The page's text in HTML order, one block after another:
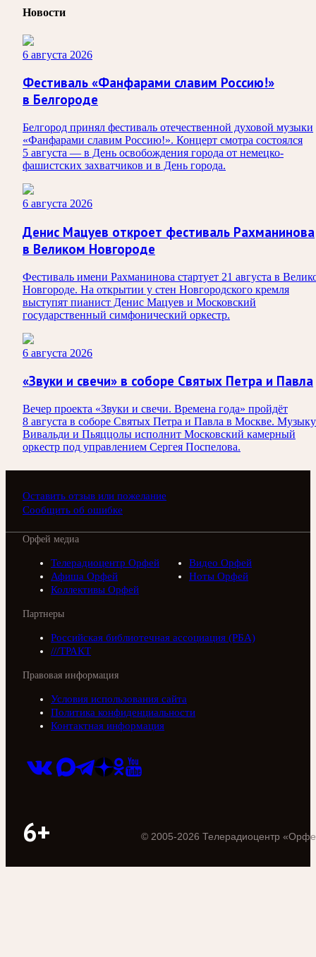
Новости
6 августа 2026
Фестиваль «Фанфарами славим Россию!»
в Белгороде
Белгород принял фестиваль отечественной духовой музыки
«Фанфарами славим Россию!». Концерт смотра состоялся
5 августа — в День освобождения города от немецко-
фашистских захватчиков и в День города.
6 августа 2026
Денис Мацуев откроет фестиваль Рахманинова
в Великом Новгороде
Фестиваль имени Рахманинова стартует 21 августа в
Новгороде. На открытии у стен Новгородского кремля
выступят пианист Денис Мацуев и Московский
государственный симфонический оркестр.
6 августа 2026
«Звуки и свечи» в соборе Святых Петра и Павла
Вечер проекта «Звуки и свечи. Времена года» пройдёт
8 августа в соборе Святых Петра и Павла в Москве. Музыку
Вивальди и Пьяццолы исполнит Московский камерный
оркестр под управлением Сергея Поспелова.
Оставить отзыв или пожелание
Сообщить об ошибке
Орфей медиа
Телерадиоцентр Орфей
Видео Орфей
Афиша Орфей
Ноты Орфей
Коллективы Орфей
Партнеры
Российская библиотечная ассоциация (РБА)
///ТРАКТ
Правовая информация
Условия использования сайта
Политика конфиденциальности
Контактная информация
6+ © 2005-2026 Телерадиоцентр